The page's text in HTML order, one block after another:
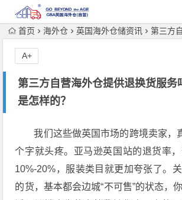
首页 海外仓 英国海外仓储资讯 第三方自营海外
第三方自营海外仓提供退换货服务
是怎样的？
A+
我们这些做英国市场的跨境卖家，
个字就头疼。 亚马逊英国站的退货率
10%-20%，服装类目就更加夸张了。
的货，基本都会边城“不可售”的状态，